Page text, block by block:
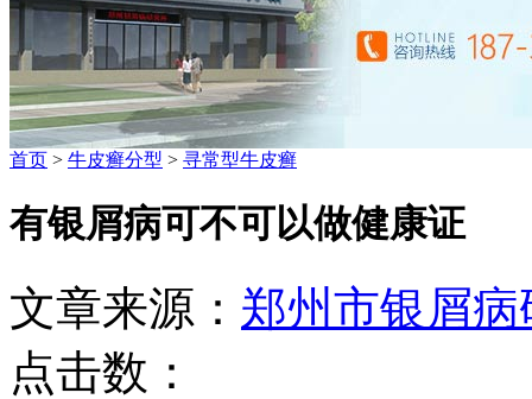
首页 > 牛皮癣分型 > 寻常型牛皮癣
有银屑病可不可以做健康证
文章来源： 郑州市银屑病
点击数：